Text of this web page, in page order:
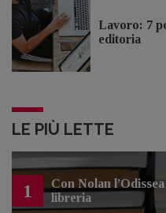
Lavoro: 7
editoria
LE PIÙ LETTE
1
Con Nolan
libreria